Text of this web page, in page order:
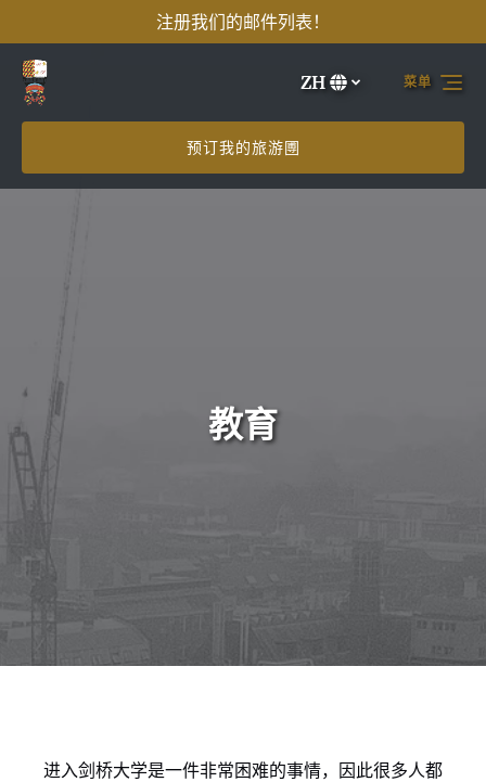
注册我们的邮件列表！
择
的
ZH
预订我的旅游圑
菜单
教育
进入剑桥大学是一件非常困难的事情，因此很多人都